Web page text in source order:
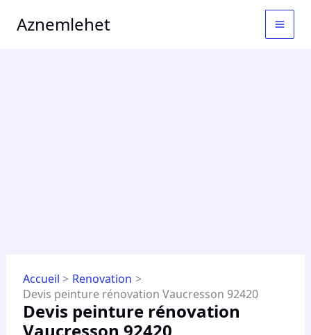
Aznemlehet
Accueil
Renovation
Devis peinture rénovation Vaucresson 92420
Devis peinture rénovation